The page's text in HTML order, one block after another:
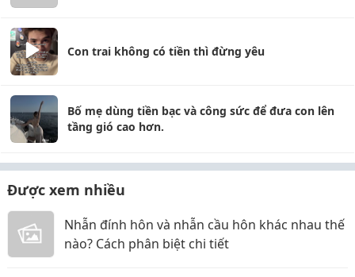
Con trai không có tiền thì đừng yêu
Bố mẹ dùng tiền bạc và công sức để đưa con lên
tầng gió cao hơn.
Được xem nhiều
Nhẫn đính hôn và nhẫn cầu hôn khác nhau thế
nào? Cách phân biệt chi tiết